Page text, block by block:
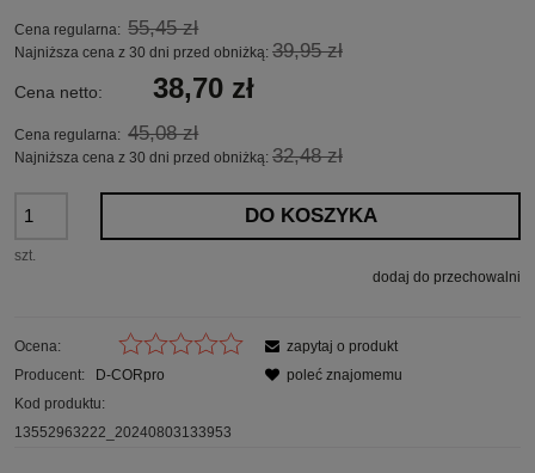
Cena regularna: 55,45 zł
Najniższa cena z 30 dni przed obniżką: 39,95 zł
Cena netto: 38,70 zł
Cena regularna: 45,08 zł
Najniższa cena z 30 dni przed obniżką: 32,48 zł
szt.
DO KOSZYKA
dodaj do przechowalni
Ocena:
Producent:
D-CORpro
Kod produktu:
13552963222_20240803133953
zapytaj o produkt
poleć znajomemu